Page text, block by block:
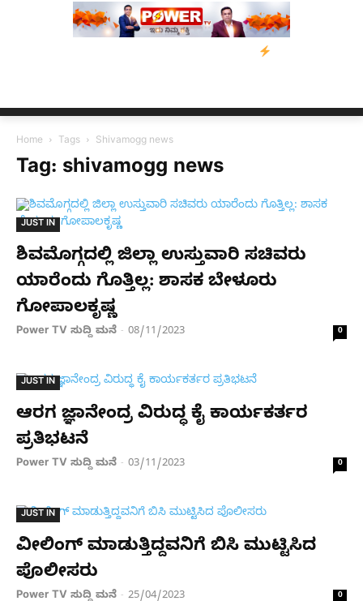
ನ್ಯೂಸ್ ಕಾರ್ಪ್‌ಗೆ
Home Tags Shivamogg news
Tag: shivamogg news
JUST IN
ಶಿವಮೊಗ್ಗದಲ್ಲಿ ಜಿಲ್ಲಾ ಉಸ್ತುವಾರಿ ಸಚಿವರು
ಯಾರೆಂದು ಗೊತ್ತಿಲ್ಲ: ಶಾಸಕ ಬೇಳೂರು
ಗೋಪಾಲಕೃಷ್ಣ
Power TV ಸುದ್ದಿ ಮನೆ - 08/11/2023 0
JUST IN
ಆರಗ ಜ್ಞಾನೇಂದ್ರ ವಿರುದ್ಧ ಕೈ ಕಾರ್ಯಕರ್ತರ
ಪ್ರತಿಭಟನೆ
Power TV ಸುದ್ದಿ ಮನೆ - 03/11/2023 0
JUST IN
ವೀಲಿಂಗ್ ಮಾಡುತ್ತಿದ್ದವನಿಗೆ ಬಿಸಿ ಮುಟ್ಟಿಸಿದ
ಪೊಲೀಸರು
Power TV ಸುದ್ದಿ ಮನೆ - 25/04/2023 0